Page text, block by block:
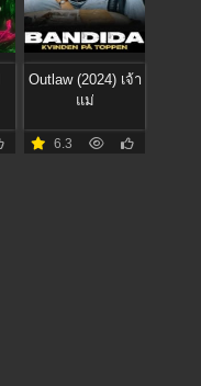
Outlaw (2024) เจ้า
แม่
6.3